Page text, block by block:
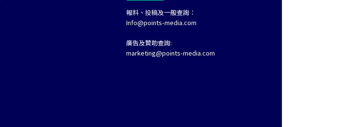
報料、投稿及一般查詢：
Info@points-media.com
廣告及贊助查詢:
marketing@points-media.com